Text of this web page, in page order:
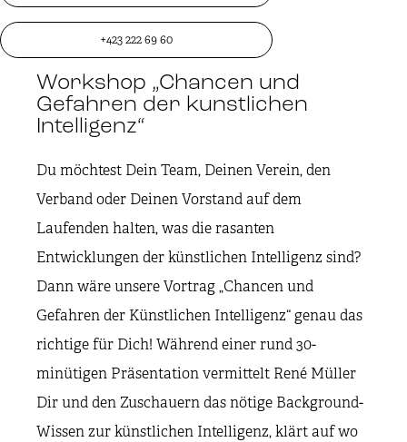
+423 222 69 60
Workshop „Chancen und
Gefahren der kunstlichen
Intelligenz“
Du möchtest Dein Team, Deinen Verein, den
Verband oder Deinen Vorstand auf dem
Laufenden halten, was die rasanten
Entwicklungen der künstlichen Intelligenz sind?
Dann wäre unsere Vortrag „Chancen und
Gefahren der Künstlichen Intelligenz“ genau das
richtige für Dich! Während einer rund 30-
minütigen Präsentation vermittelt René Müller
Dir und den Zuschauern das nötige Background-
Wissen zur künstlichen Intelligenz, klärt auf wo